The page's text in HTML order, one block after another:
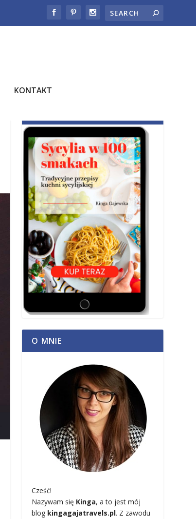
KONTAKT
O MNIE
Cześć!
Nazywam się Kinga, a to jest mój
blog kingagajatravels.pl. Z zawodu